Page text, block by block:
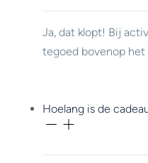
Ja, dat klopt! Bij
tegoed bovenop het
Hoelang is de